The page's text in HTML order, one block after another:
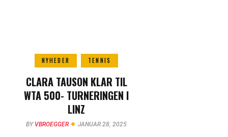
NYHEDER TENNIS
CLARA TAUSON KLAR TIL
WTA 500- TURNERINGEN I
LINZ
BY VBROEGGER JANUAR 28, 2025